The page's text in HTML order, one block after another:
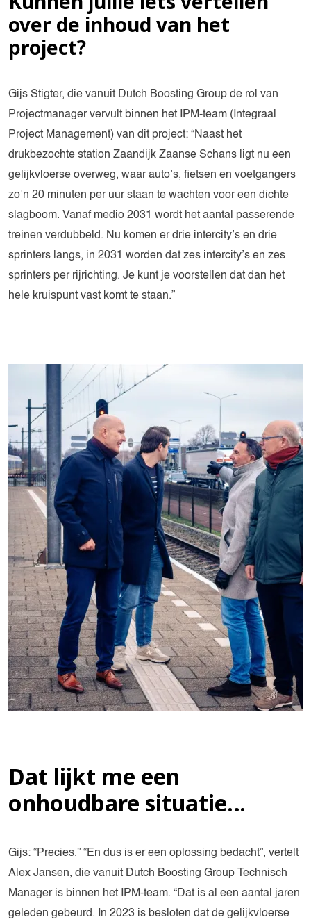
over de inhoud van het
project?
Gijs Stigter, die vanuit Dutch Boosting Group de rol van
Projectmanager vervult binnen het IPM-team (Integraal
Project Management) van dit project: “Naast het
drukbezochte station Zaandijk Zaanse Schans ligt nu een
gelijkvloerse overweg, waar auto’s, fietsen en voetgangers
zo’n 20 minuten per uur staan te wachten voor een dichte
slagboom. Vanaf medio 2031 wordt het aantal passerende
treinen verdubbeld. Nu komen er drie intercity’s en drie
sprinters langs, in 2031 worden dat zes intercity’s en zes
sprinters per rijrichting. Je kunt je voorstellen dat dan het
hele kruispunt vast komt te staan.”
Dat lijkt me een
onhoudbare situatie…
Gijs: “Precies.” “En dus is er een oplossing bedacht”, vertelt
Alex Jansen, die vanuit Dutch Boosting Group Technisch
Manager is binnen het IPM-team. “Dat is al een aantal jaren
geleden gebeurd. In 2023 is besloten dat de gelijkvloerse